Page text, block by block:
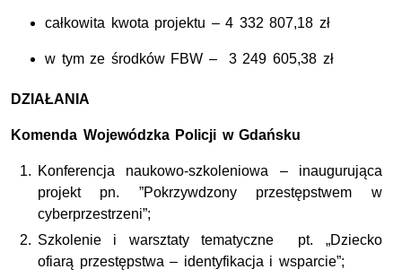
całkowita kwota projektu – 4 332 807,18 zł
w tym ze środków FBW – 3 249 605,38 zł
DZIAŁANIA
Komenda Wojewódzka Policji w Gdańsku
Konferencja naukowo-szkoleniowa – inaugurująca
projekt pn. ”Pokrzywdzony przestępstwem w
cyberprzestrzeni”;
Szkolenie i warsztaty tematyczne pt. „Dziecko
ofiarą przestępstwa – identyfikacja i wsparcie”;